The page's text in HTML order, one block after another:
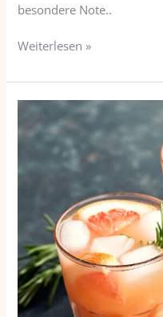
besondere Note..
Weiterlesen »
Bitterlimonade